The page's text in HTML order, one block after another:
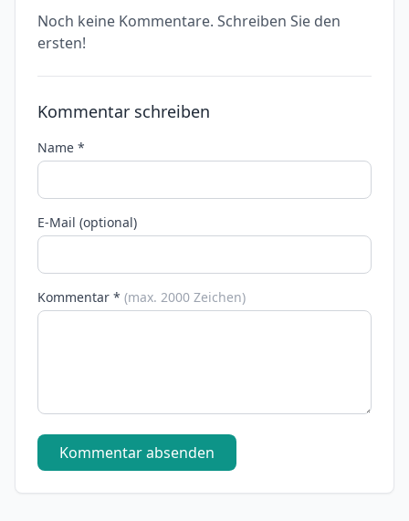
Noch keine Kommentare. Schreiben Sie den
ersten!
Kommentar schreiben
Name *
E-Mail (optional)
Kommentar * (max. 2000 Zeichen)
Kommentar absenden